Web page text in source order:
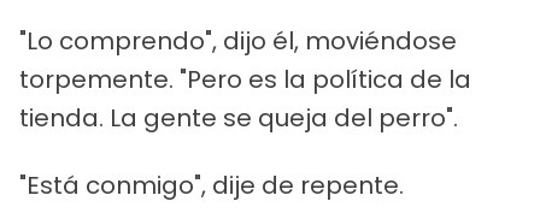
"Lo comprendo", dijo él, moviéndose
torpemente. "Pero es la política de la
tienda. La gente se queja del perro".
"Está conmigo", dije de repente.